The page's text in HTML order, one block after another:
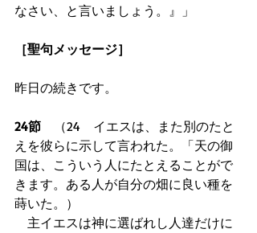
なさい、と言いましょう。』」
［聖句メッセージ］
昨日の続きです。
24節
（24　イエスは、また別のたと
えを彼らに示して言われた。「天の御
国は、こういう人にたとえることがで
きます。ある人が自分の畑に良い種を
蒔いた。）
主イエスは神に選ばれし人達だけに